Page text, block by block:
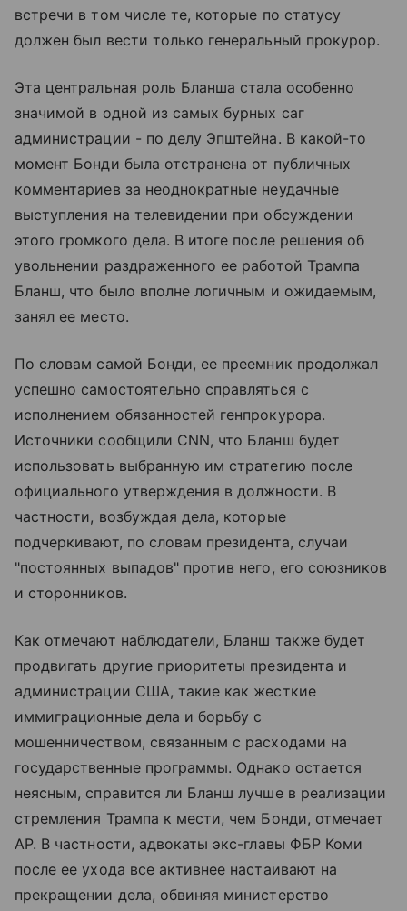
встречи в том числе те, которые по статусу
должен был вести только генеральный прокурор.
Эта центральная роль Бланша стала особенно
значимой в одной из самых бурных саг
администрации - по делу Эпштейна. В какой-то
момент Бонди была отстранена от публичных
комментариев за неоднократные неудачные
выступления на телевидении при обсуждении
этого громкого дела. В итоге после решения об
увольнении раздраженного ее работой Трампа
Бланш, что было вполне логичным и ожидаемым,
занял ее место.
По словам самой Бонди, ее преемник продолжал
успешно самостоятельно справляться с
исполнением обязанностей генпрокурора.
Источники сообщили CNN, что Бланш будет
использовать выбранную им стратегию после
официального утверждения в должности. В
частности, возбуждая дела, которые
подчеркивают, по словам президента, случаи
"постоянных выпадов" против него, его союзников
и сторонников.
Как отмечают наблюдатели, Бланш также будет
продвигать другие приоритеты президента и
администрации США, такие как жесткие
иммиграционные дела и борьбу с
мошенничеством, связанным с расходами на
государственные программы. Однако остается
неясным, справится ли Бланш лучше в реализации
стремления Трампа к мести, чем Бонди, отмечает
AP. В частности, адвокаты экс-главы ФБР Коми
после ее ухода все активнее настаивают на
прекращении дела, обвиняя министерство